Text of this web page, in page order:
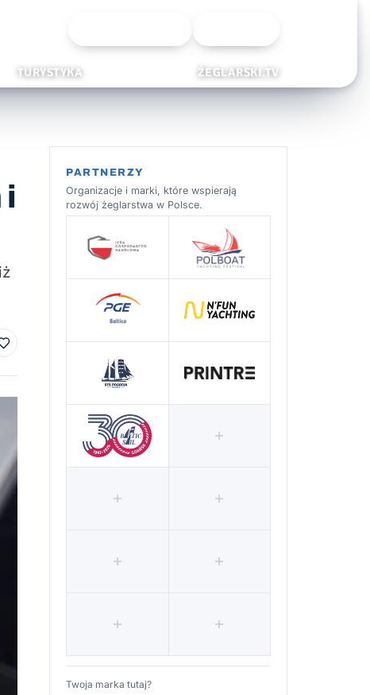
TURYSTYKA ŻEGLARSKI.TV
i
Do ulubionych
PARTNERZY
Organizacje i marki, które wspierają
rozwój żeglarstwa w Polsce.
Twoja marka tutaj?